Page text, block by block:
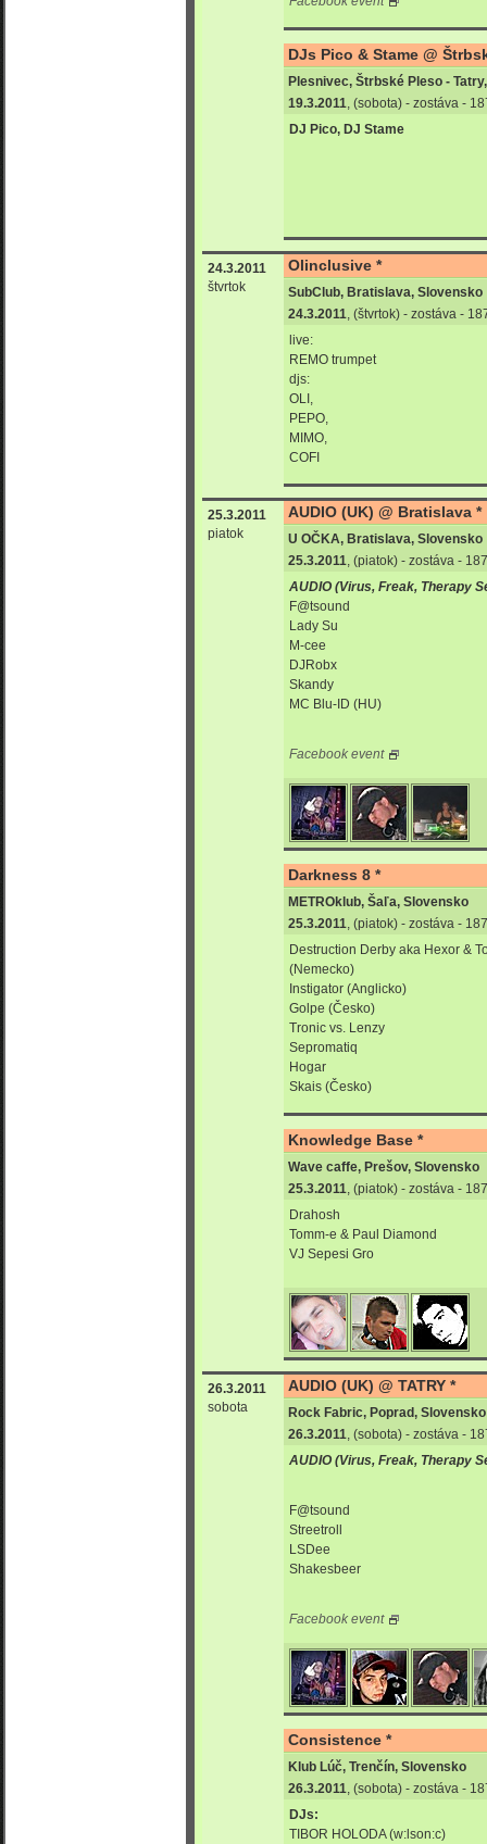
DJs Pico & Stame @
Plesnivec, Štrbské Pleso -
19.3.2011 , (sobota) - zostáva -
DJ Pico, DJ Stame
24.3.2011
štvrtok
Olinclusive *
SubClub, Bratislava, Slovensko
24.3.2011 , (štvrtok) - zostáva -
live:
REMO trumpet
djs:
OLI,
PEPO,
MIMO,
COFI
25.3.2011
piatok
AUDIO (UK) @ Bratislava *
U OČKA, Bratislava, Slovensko
25.3.2011 , (piatok) - zostáva -
AUDIO (Virus, Freak, Therapy
F@tsound
Lady Su
M-cee
DJRobx
Skandy
MC Blu-ID (HU)
Facebook event
Darkness 8 *
METROklub, Šaľa, Slovensko
25.3.2011, (piatok) - zostáva -
Destruction Derby aka Hexor &
(Nemecko)
Instigator (Anglicko)
Golpe (Česko)
Tronic vs. Lenzy
Sepromatiq
Hogar
Skais (Česko)
Knowledge Base *
Wave caffe, Prešov, Slovensko
25.3.2011, (piatok) - zostáva -
Drahosh
Tomm-e & Paul Diamond
VJ Sepesi Gro
26.3.2011
sobota
AUDIO (UK) @ TATRY *
Rock Fabric, Poprad, Slovensko
26.3.2011, (sobota) - zostáva -
AUDIO (Virus, Freak, Therapy
F@tsound
Streetroll
LSDee
Shakesbeer
Facebook event
Consistence *
Klub Lúč, Trenčín, Slovensko
26.3.2011, (sobota) - zostáva -
DJs:
TIBOR HOLODA (w:lson:c)